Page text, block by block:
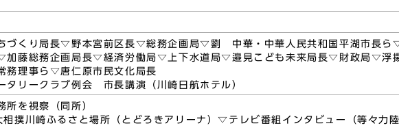
づくり局長▽野本宮前区長▽総務企画局▽劉 中華・中華人民共和国平湖市長
加藤総務企画局長▽経済労働局▽上下水道局▽邉見こども未来局長▽財政局▽浮
務理事ら▽唐仁原市民文化局長
タリークラブ例会 市長講演（川崎日航ホテル）
所を視察（同所）
相撲川崎ふるさと場所（とどろきアリーナ）▽テレビ番組インタビュー（等々力